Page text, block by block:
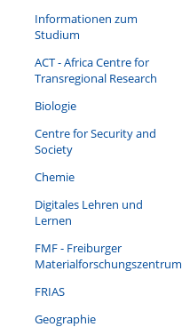
Informationen zum
Studium
ACT - Africa Centre for
Transregional Research
Biologie
Centre for Security and
Society
Chemie
Digitales Lehren und
Lernen
FMF - Freiburger
Materialforschungszentrum
FRIAS
Geographie